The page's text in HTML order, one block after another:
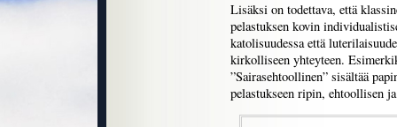
Lisäksi on todettava, että
pelastuksen kovin
katolisuudessa että
kirkolliseen yhteyteen.
”Sairasehtoollinen” sisältää
pelastukseen ripin, ehtoollisen